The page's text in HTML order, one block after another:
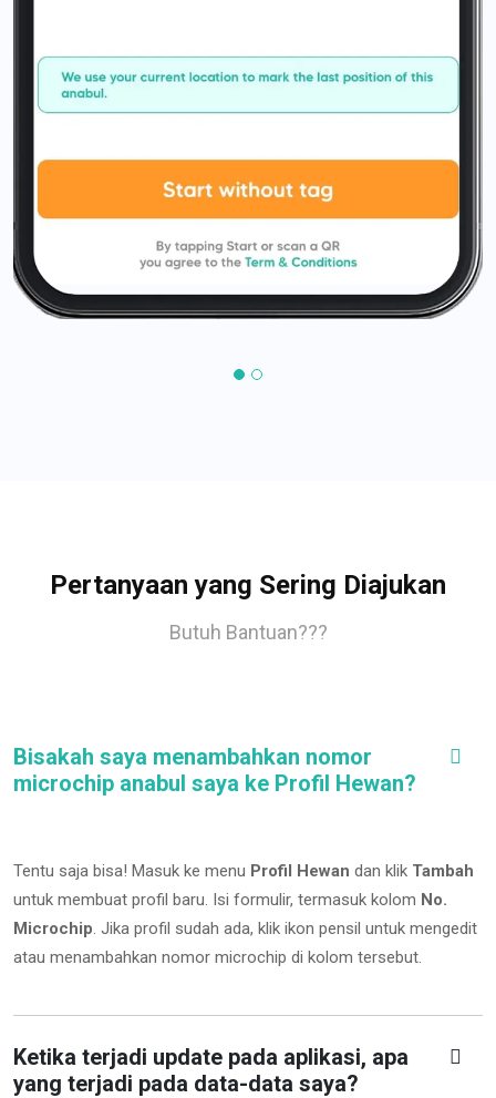
Pertanyaan yang Sering Diajukan
Butuh Bantuan???
Bisakah saya menambahkan nomor
microchip anabul saya ke Profil Hewan?
Tentu saja bisa! Masuk ke menu Profil Hewan dan klik Tambah
untuk membuat profil baru. Isi formulir, termasuk kolom No.
Microchip. Jika profil sudah ada, klik ikon pensil untuk mengedit
atau menambahkan nomor microchip di kolom tersebut.
Ketika terjadi update pada aplikasi, apa
yang terjadi pada data-data saya?